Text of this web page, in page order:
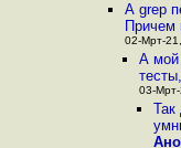
А grep
Причем
02-Мрт-
А мой
03-
Так